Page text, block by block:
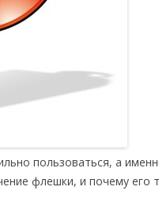
пользоваться, а
флешки, и почему его